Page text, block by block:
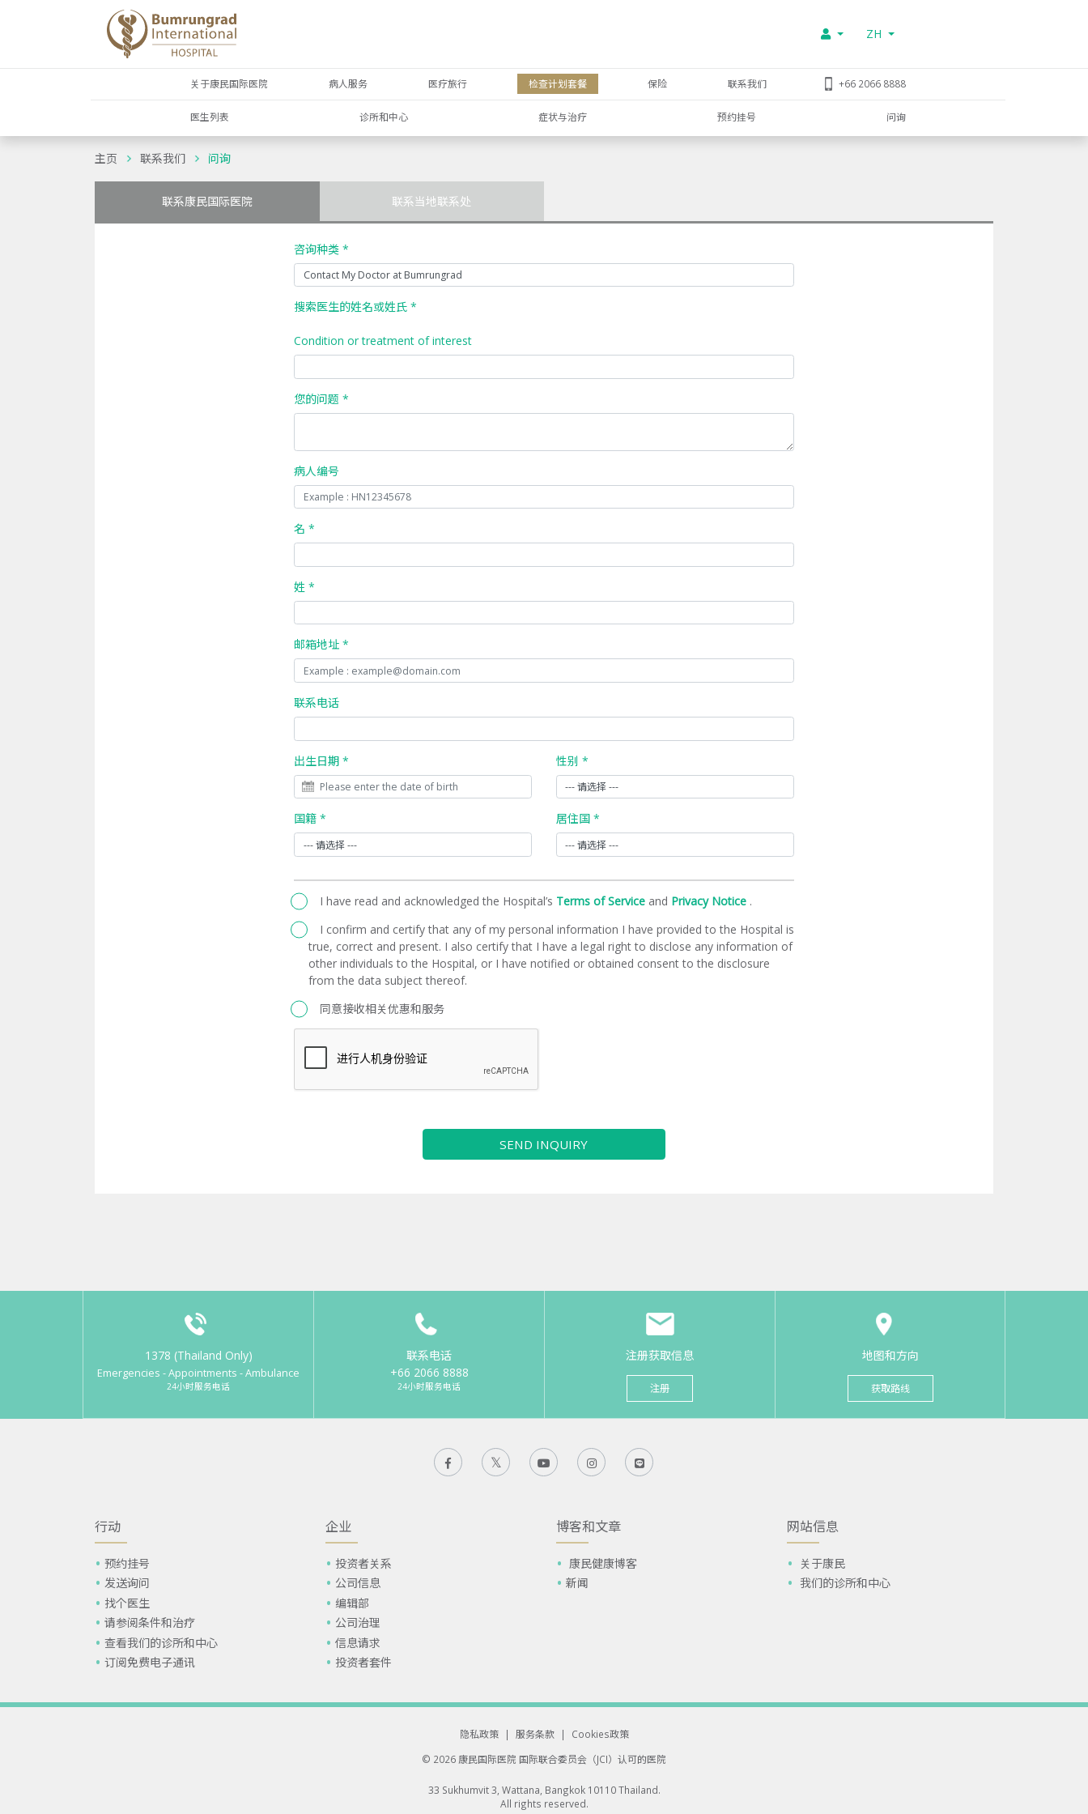
ZH
关于康民国际医院 病人服务 医疗旅行 检查计划套餐 保险 联系我们 +66 2066 8888
医生列表 诊所和中心 症状与治疗 预约挂号 问询
主页 联系我们 问询
联系康民国际医院 联系当地联系处
咨询种类 *
搜索医生的姓名或姓氏 *
Condition or treatment of interest
您的问题 *
病人编号
名 *
姓 *
邮箱地址 *
联系电话
出生日期 * 性别 *
国籍 * 居住国 *
I have read and acknowledged the Hospital’s Terms of Service and Privacy Notice .
I confirm and certify that any of my personal information I have provided to the Hospital is
true, correct and present. I also certify that I have a legal right to disclose any information of
other individuals to the Hospital, or I have notified or obtained consent to the disclosure
from the data subject thereof.
同意接收相关优惠和服务
SEND INQUIRY
1378 (Thailand Only)
Emergencies - Appointments - Ambulance
24小时服务电话
联系电话
+66 2066 8888
24小时服务电话
注册获取信息
注册
地图和方向
获取路线
行动
预约挂号
发送询问
找个医生
请参阅条件和治疗
查看我们的诊所和中心
订阅免费电子通讯
企业
投资者关系
公司信息
编辑部
公司治理
信息请求
投资者套件
博客和文章
康民健康博客
新闻
网站信息
关于康民
我们的诊所和中心
隐私政策 | 服务条款 |
Cookies政策
© 2026 康民国际医院 国际联合委员会（JCI）认可的医院
33 Sukhumvit 3, Wattana, Bangkok 10110 Thailand.
All rights reserved.